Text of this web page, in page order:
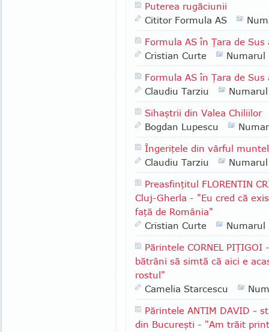
Puterea rugăciunii
Cititor Formula AS
Formula AS în Ţara de
Cristian Curte
Numarul
Formula AS în Ţara de
Claudiu Tarziu
Sihaştrii din Valea Chiliilor
Bogdan Lupescu
Îngeriţele din vârful
Claudiu Tarziu
Preasfinţitul FLORENTIN
Cluj-Gherla - "Eu cred că
faţă de România"
Cristian Curte
Numarul
Părintele CORNEL
bătrâni să simtă că aici e
rostul"
Camelia Starcescu
Părintele ANTIM DAVID -
din Bucureşti - "Am trăit